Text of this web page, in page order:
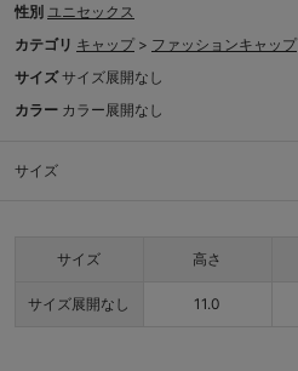
性別 ユニセックス
カテゴリ キャップ > ファッションキャップ
サイズ サイズ展開なし
カラー カラー展開なし
サイズ
サイズ 高さ
サイズ展開なし 11.0